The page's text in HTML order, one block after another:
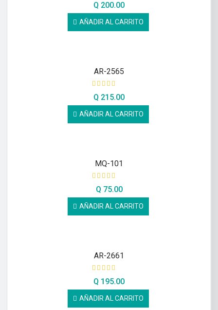
Q 200.00
AÑADIR AL CARRITO
AR-2565
Q 215.00
AÑADIR AL CARRITO
MQ-101
Q 75.00
AÑADIR AL CARRITO
AR-2661
Q 195.00
AÑADIR AL CARRITO